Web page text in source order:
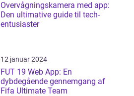
Overvågningskamera med app:
Den ultimative guide til tech-
entusiaster
12 januar 2024
FUT 19 Web App: En
dybdegående gennemgang af
Fifa Ultimate Team